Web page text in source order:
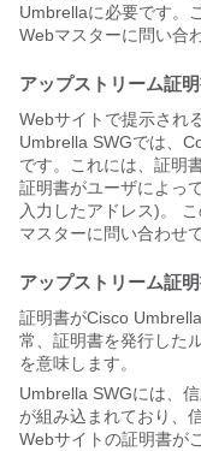
Umbrellaに必要です。
Webマスターに問い合
アップストリーム証
Webサイトで提示され
Umbrella SWGでは、
です。これには、証明
証明書がユーザによっ
入力したアドレス)。
マスターに問い合わせ
アップストリーム証
証明書がCisco
常、証明書を発行した
を意味します。
Umbrella SWGには、
が組み込まれており、
Webサイトの証明書が